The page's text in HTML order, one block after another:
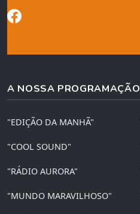
A NOSSA PROGRAMAÇÃO
"EDIÇÃO DA MANHÃ"
"COOL SOUND"
"RÁDIO AURORA"
"MUNDO MARAVILHOSO"